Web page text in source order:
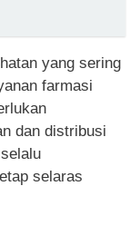
yang sering
farmasi
dan distribusi
selaras